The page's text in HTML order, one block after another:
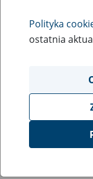
Rodzaj wydarzenia
Szkolenia
Obszar
obsługa klientów
Opis wydarzenia
Platforma Usług
Polityka
ostatnia